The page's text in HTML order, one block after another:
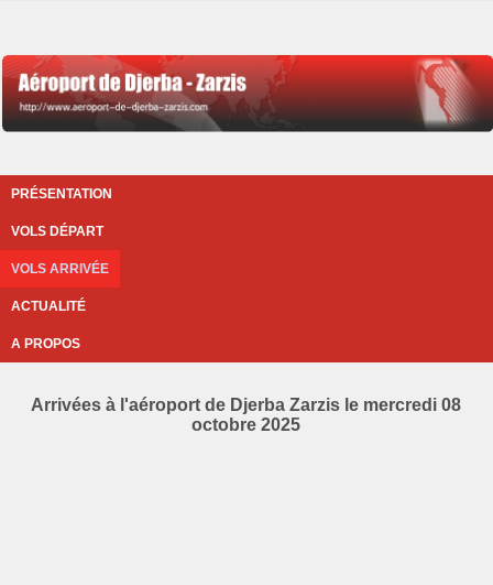
PRÉSENTATION
VOLS DÉPART
VOLS ARRIVÉE
ACTUALITÉ
A PROPOS
Arrivées à l'aéroport de Djerba Zarzis le mercredi 08
octobre 2025